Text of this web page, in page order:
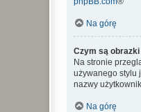
Na górę
Czym są
Na stronie
używanego stylu
nazwy
Na górę